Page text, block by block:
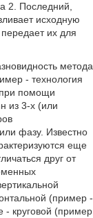
2. Последний,
исходную
их для
метода
- технология
помощи
из 3-х (или
фазу. Известно
еще
друг от
(пример -
- круговой (пример